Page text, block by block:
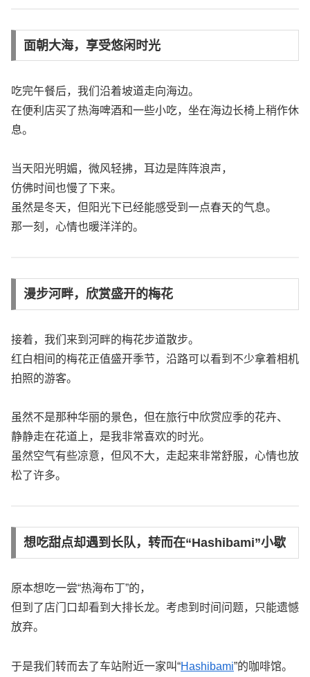
面朝大海，享受悠闲时光
吃完午餐后，我们沿着坡道走向海边。
在便利店买了热海啤酒和一些小吃，坐在海边长椅上稍作休
息。
当天阳光明媚，微风轻拂，耳边是阵阵浪声，
仿佛时间也慢了下来。
虽然是冬天，但阳光下已经能感受到一点春天的气息。
那一刻，心情也暖洋洋的。
漫步河畔，欣赏盛开的梅花
接着，我们来到河畔的梅花步道散步。
红白相间的梅花正值盛开季节，沿路可以看到不少拿着相机
拍照的游客。
虽然不是那种华丽的景色，但在旅行中欣赏应季的花卉、
静静走在花道上，是我非常喜欢的时光。
虽然空气有些凉意，但风不大，走起来非常舒服，心情也放
松了许多。
想吃甜点却遇到长队，转而在“Hashibami”小歇
原本想吃一尝“热海布丁”的，
但到了店门口却看到大排长龙。考虑到时间问题，只能遗憾
放弃。
于是我们转而去了车站附近一家叫“Hashibami”的咖啡馆。